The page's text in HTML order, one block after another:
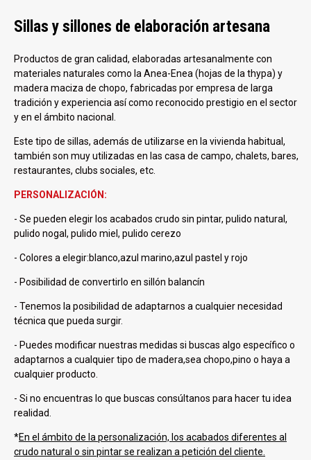
Sillas y sillones de elaboración artesana
Productos de gran calidad, elaboradas artesanalmente con
materiales naturales como la Anea-Enea (hojas de la thypa) y
madera maciza de chopo, fabricadas por empresa de larga
tradición y experiencia así como reconocido prestigio en el sector
y en el ámbito nacional.
Este tipo de sillas, además de utilizarse en la vivienda habitual,
también son muy utilizadas en las casa de campo, chalets, bares,
restaurantes, clubs sociales, etc.
PERSONALIZACIÓN:
- Se pueden elegir los acabados crudo sin pintar, pulido natural,
pulido nogal, pulido miel, pulido cerezo
- Colores a elegir:blanco,azul marino,azul pastel y rojo
- Posibilidad de convertirlo en sillón balancín
- Tenemos la posibilidad de adaptarnos a cualquier necesidad
técnica que pueda surgir.
- Puedes modificar nuestras medidas si buscas algo específico o
adaptarnos a cualquier tipo de madera,sea chopo,pino o haya a
cualquier producto.
- Si no encuentras lo que buscas consúltanos para hacer tu idea
realidad.
*En el ámbito de la personalización, los acabados diferentes al
crudo natural o sin pintar se realizan a petición del cliente.